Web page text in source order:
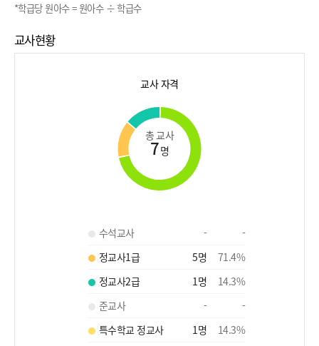
*학급당 원아수 = 원아수 ÷ 학급수
교사현황
교사 자격
총 교사
7명
수석교사 -
-
정교사1급
5명 71.4%
정교사2급
1명 14.3%
준교사
-
-
특수학교 정교사
1명 14.3%